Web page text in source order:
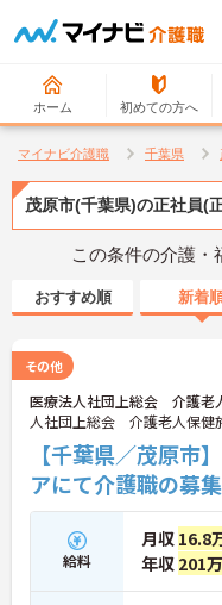
ホーム 初めての方へ
マイナビ介護職 千葉県
茂原市(千葉県)の正社員(
この条件の介護・
おすすめ順 新着
その他
医療法人社団上総会 介護老
人社団上総会 介護老人保健
【千葉県／茂原
アにて介護職の募集
給料
月収 16.8
年収 201